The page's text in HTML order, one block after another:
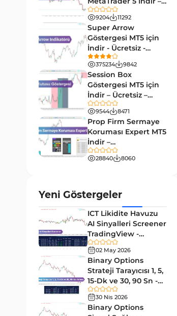
Emtia Piyasası MT4
Göstergeleri
MetaTrader 4 için Volume
Profile Göstergeleri
2
KillZones MT4 Göstergeleri
Elliott Dalga Teorisi MT4
Göstergeleri
9
Giriş ve Çıkış MT4 Göstergeleri
Grafik ve Klasik MT4
Göstergeleri
48
Momentum MT4 Göstergeleri
Göstergeleri
Forward Piyasası MT4
Göstergeleri
Döngüler MT4 Göstergeleri
Arz ve Talep MT4 Göstergeleri
Kırılma MT4 Göstergeleri 95
Likidite MT4 Göstergeleri
[TradingFinder]
9204 11292
Super Arrow
Göstergesi MT5 için
İndir - Ücretsiz -
[Trading Finder]
375234 9842
Session Box
Göstergesi MT5 için
İndir – Ücretsiz –
TradingFinder
9544 8471
Prop Firm Sermaye
Koruması Expert MT5
İndir –
[TradingFinder]
28840 8060
Yeni Göstergeler
ICT Likidite Havuzu
AI Sinyalleri Screener
TradingView -
[TradingFinder]
Ücretsiz
02 May 2026
Binary Options
Strateji Tarayıcısı 1, 5,
15-Dk ve 30, 90 Sn -
[TradingFinder]
30 Nis 2026
Binary Options